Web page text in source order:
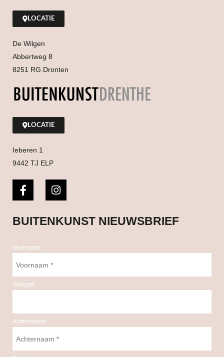
LOCATIE
De Wilgen
Abbertweg 8
8251 RG Dronten
LOCATIE
Ieberen 1
9442 TJ ELP
BUITENKUNST NIEUWSBRIEF
Voornaam
Voegsel
Achternaam